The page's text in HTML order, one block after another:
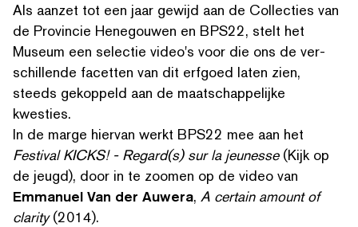
Als aanzet tot een jaar gewijd aan de Collecties van
de Provincie Henegouwen en BPS22, stelt het
Museum een selectie video's voor die ons de ver­
schil­lende facetten van dit erfgoed laten zien,
steeds gekoppeld aan de maatschap­pelijke
kwesties.
In de marge hiervan werkt BPS22 mee aan het
Festival KICKS! - Regard(s) sur la jeunesse(Kijk op
de jeugd), door in te zoomen op de video van
Emmanuel Van der Auwera, A certain amount of
clarity(2014).